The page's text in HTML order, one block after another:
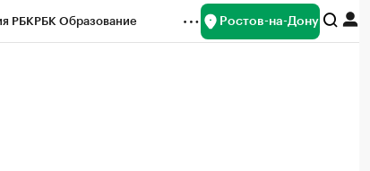
РБКРБК Образование Ростов-на-Дону